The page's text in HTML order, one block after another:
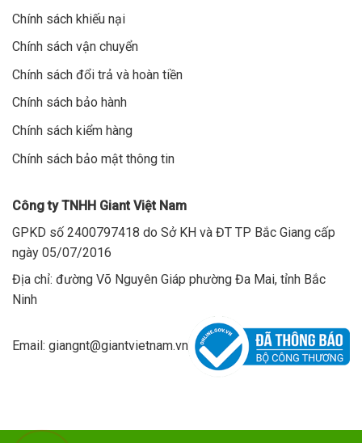
Chính sách khiếu nại
Chính sách vận chuyển
Chính sách đổi trả và hoàn tiền
Chính sách bảo hành
Chính sách kiểm hàng
Chính sách bảo mật thông tin
Công ty TNHH Giant Việt Nam
GPKD số 2400797418 do Sở KH và ĐT TP Bắc Giang cấp
ngày 05/07/2016
Địa chỉ: đường Võ Nguyên Giáp phường Đa Mai, tỉnh Bắc
Ninh
Email: giangnt@giantvietnam.vn